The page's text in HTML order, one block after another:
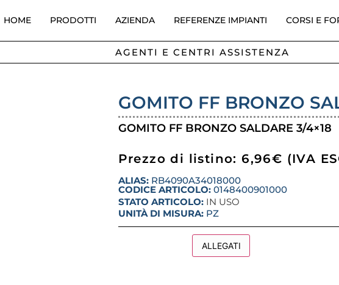
HOME PRODOTTI AZIENDA REFERENZE IMPIANTI CORSI E
AGENTI E CENTRI ASSISTENZA
GOMITO FF BRONZO
GOMITO FF BRONZO SALDARE 3/4×18
Prezzo di listino: 6,96€ (IVA
ALIAS:RB4090A34018000
CODICE ARTICOLO: 0148400901000
STATO ARTICOLO: IN USO
UNITÀ DI MISURA:PZ
ALLEGATI